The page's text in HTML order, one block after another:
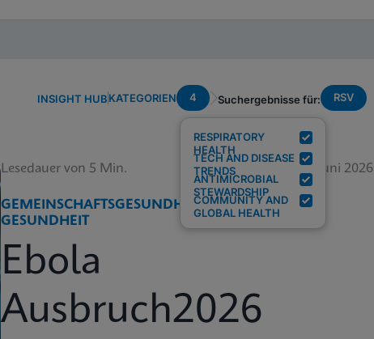
INSIGHT HUBKATEGORIEN 4
RESPIRATORY
HEALTH
TECH AND DISEASE
TRENDS
ANTIMICROBIAL
STEWARDSHIP
COMMUNITY AND
GLOBAL HEALTH
Suchergebnisse für: RSV
Lesedauer von 5 Min. 12. Juni 2026
GEMEINSCHAFTSGESUNDHEIT UND GLOBALE
GESUNDHEIT
Ebola
Ausbruch2026